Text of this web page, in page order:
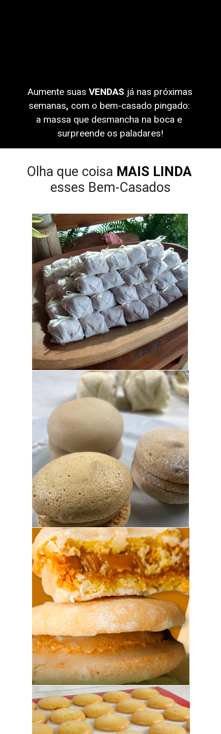
Aumente suas VENDAS já nas próximas
semanas, com o bem-casado pingado:
a massa que desmancha na boca e
surpreende os paladares!
Olha que coisa MAIS LINDA
esses Bem-Casados